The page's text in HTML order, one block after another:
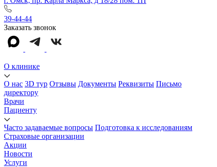
39-44-44
Заказать звонок
О клинике
О нас 3D тур Отзывы Документы Реквизиты Письмо
директору
Врачи
Пациенту
Часто задаваемые вопросы Подготовка к исследованиям
Страховые организации
Акции
Новости
Услуги